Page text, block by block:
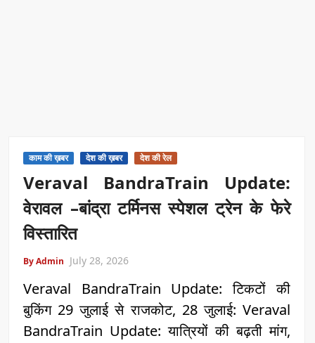
काम की ख़बर देश की ख़बर देश की रेल
Veraval BandraTrain Update:
वेरावल –बांद्रा टर्मिनस स्पेशल ट्रेन के फेरे
विस्तारित
By Admin July 28, 2026
Veraval BandraTrain Update: टिकटों की
बुकिंग 29 जुलाई से राजकोट, 28 जुलाई: Veraval
BandraTrain Update: यात्रियों की बढ़ती मांग,